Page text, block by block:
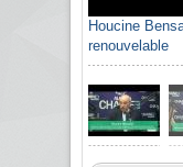
Houcine
renouvelable